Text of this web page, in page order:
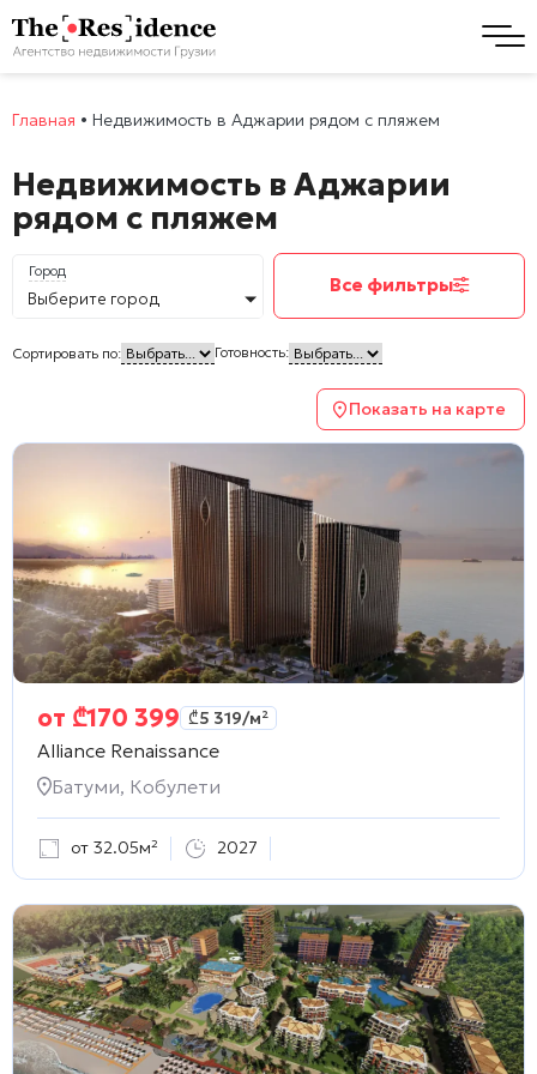
Главная • Недвижимость в Аджарии рядом с пляжем
Недвижимость в Аджарии
рядом с пляжем
Город
Выберите город
Все фильтры
Сортировать по: Готовность:
Показать на карте
от ₾170 399 ₾5 319/м²
Alliance Renaissance
Батуми, Кобулети
от 32.05м² 2027